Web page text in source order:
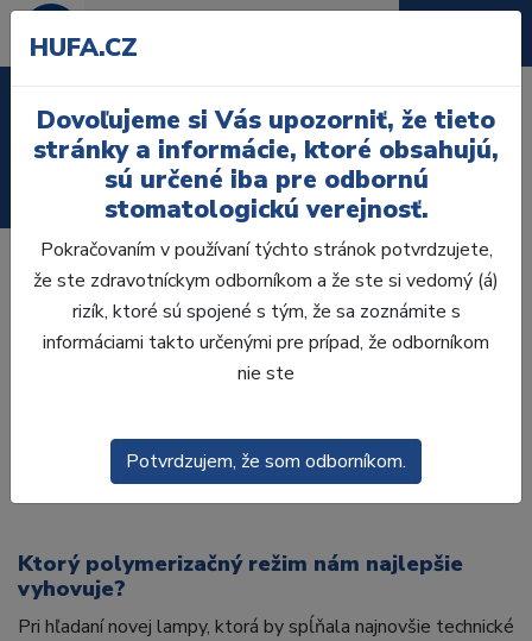
technika
Ordinácia
Polymerizačné lampy sa už dávno stali
nenahraditeľnými, pretože materiály, ako sú kompozitá
alebo keramika, sa stále častejšie používajú v
moderných protokoloch zubného ošetrenia.
niekoľkokrát denne. Z tohto dôvodu je nevyhnutné mať
spoľahlivé a ľahko použiteľné svetlo.
Ktorý polymerizačný režim nám najlepšie
vyhovuje?
Pri hľadaní novej lampy, ktorá by spĺňala najnovšie technické
HUFA.CZ
Dovoľujeme si Vás upozorniť, že tieto
stránky a informácie, ktoré obsahujú,
sú určené iba pre odbornú
stomatologickú verejnosť.
Pokračovaním v používaní týchto stránok potvrdzujete,
že ste zdravotníckym odborníkom a že ste si vedomý (á)
rizík, ktoré sú spojené s tým, že sa zoznámite s
informáciami takto určenými pre prípad, že odborníkom
nie ste
Potvrdzujem, že som odborníkom.